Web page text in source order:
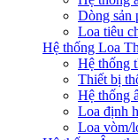
Dòng sản
Loa tiêu
Hệ thống Loa
Hệ thống
Thiết bị
Hệ thống
Loa định
Loa vòm/